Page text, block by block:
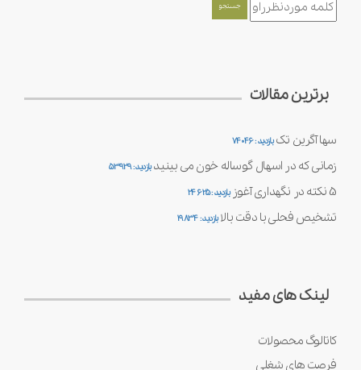
برترین مقالات
سها آگرین تک بازدید : 74046
زمانی که در اسهال گوساله خون می بینید بازدید : 53929
5 نکته در نگهداری آغوز بازدید : 24625
تشخیص فحلی با دقت بالا بازدید : 19834
لینک های مفید
کاتالوگ محصولات
فرصت های شغلی